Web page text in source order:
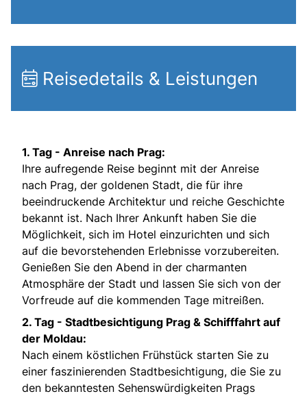
Reisedetails & Leistungen
1. Tag - Anreise nach Prag:
Ihre aufregende Reise beginnt mit der Anreise
nach Prag, der goldenen Stadt, die für ihre
beeindruckende Architektur und reiche Geschichte
bekannt ist. Nach Ihrer Ankunft haben Sie die
Möglichkeit, sich im Hotel einzurichten und sich
auf die bevorstehenden Erlebnisse vorzubereiten.
Genießen Sie den Abend in der charmanten
Atmosphäre der Stadt und lassen Sie sich von der
Vorfreude auf die kommenden Tage mitreißen.
2. Tag - Stadtbesichtigung Prag & Schifffahrt auf
der Moldau:
Nach einem köstlichen Frühstück starten Sie zu
einer faszinierenden Stadtbesichtigung, die Sie zu
den bekanntesten Sehenswürdigkeiten Prags